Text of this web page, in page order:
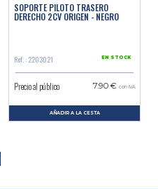
SOPORTE PILOTO TRASERO
DERECHO 2CV ORIGEN - NEGRO
Ref. : 2203021 EN STOCK
Precio al público 7.90 € con IVA
AÑADIR A LA CESTA